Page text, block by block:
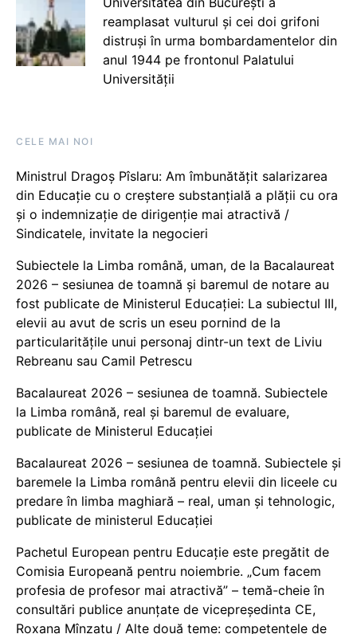
reamplasat vulturul și cei doi grifoni
distruși în urma bombardamentelor din
anul 1944 pe frontonul Palatului
Universității
CELE MAI NOI
Ministrul Dragoș Pîslaru: Am îmbunătățit salarizarea
din Educație cu o creștere substanțială a plății cu ora
și o indemnizație de dirigenție mai atractivă /
Sindicatele, invitate la negocieri
Subiectele la Limba română, uman, de la Bacalaureat
2026 – sesiunea de toamnă și baremul de notare au
fost publicate de Ministerul Educației: La subiectul III,
elevii au avut de scris un eseu pornind de la
particularitățile unui personaj dintr-un text de Liviu
Rebreanu sau Camil Petrescu
Bacalaureat 2026 – sesiunea de toamnă. Subiectele
la Limba română, real și baremul de evaluare,
publicate de Ministerul Educației
Bacalaureat 2026 – sesiunea de toamnă. Subiectele și
baremele la Limba română pentru elevii din liceele cu
predare în limba maghiară – real, uman și tehnologic,
publicate de ministerul Educației
Pachetul European pentru Educație este pregătit de
Comisia Europeană pentru noiembrie. „Cum facem
profesia de profesor mai atractivă” – temă-cheie în
consultări publice anunțate de vicepreședinta CE,
Roxana Mînzatu / Alte două teme: competențele de